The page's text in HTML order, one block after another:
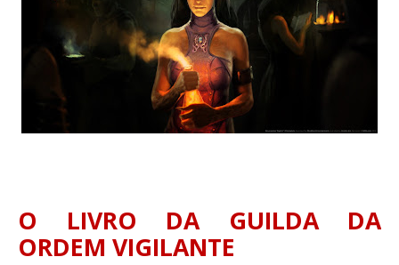
O LIVRO DA GUILDA DA
ORDEM VIGILANTE